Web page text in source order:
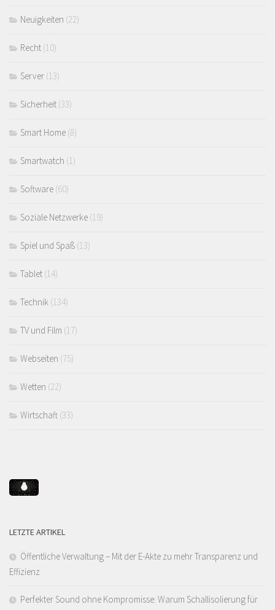
Neuigkeiten (22)
Recht (10)
Server (13)
Sicherheit (33)
Smart Home (8)
Smartwatch (1)
Software (60)
Soziale Netzwerke (19)
Spiel und Spaß (13)
Tablet (14)
Technik (134)
TV und Film (17)
Webseiten (75)
Wetten (22)
Wirtschaft (33)
LETZTE ARTIKEL
Öffentliche Verwaltung – Mit der E-Akte zu mehr Transparenz und
Effizienz
Perfekter Sound ohne Kompromisse: Warum Schallisolierung für